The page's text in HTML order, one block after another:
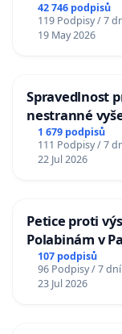
42 746 podpisů
119 Podpisy / 7
19 May 2026
Spravedlnost
nestranné
1 679 podpisů
111 Podpisy / 7
22 Jul 2026
Petice proti
Polabinám v
107 podpisů
96 Podpisy / 7 dní
23 Jul 2026